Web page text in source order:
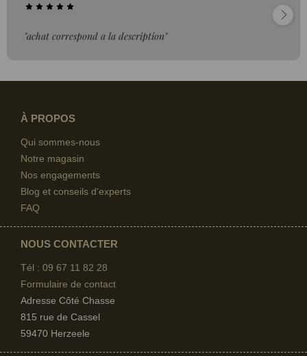
"achat correspond a la description"
À PROPOS
Qui sommes-nous
Notre magasin
Nos engagements
Blog et conseils d'experts
FAQ
NOUS CONTACTER
Tél : 09 67 11 82 28
Formulaire de contact
Adresse Côté Chasse
815 rue de Cassel
59470 Herzeele